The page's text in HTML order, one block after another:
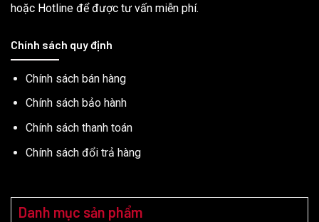
hoặc Hotline để được tư vấn miễn phí.
Chính sách quy định
Chính sách bán hàng
Chính sách bảo hành
Chính sách thanh toán
Chính sách đổi trả hàng
Danh mục sản phẩm